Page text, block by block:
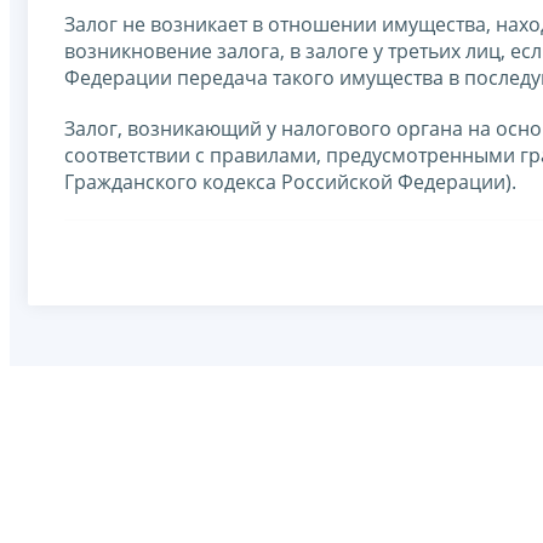
Залог не возникает в отношении имущества,
возникновение залога, в залоге у третьих лиц,
Федерации передача такого имущества в
Залог, возникающий у налогового органа на
соответствии с правилами, предусмотренными
Гражданского кодекса Российской Федерации).